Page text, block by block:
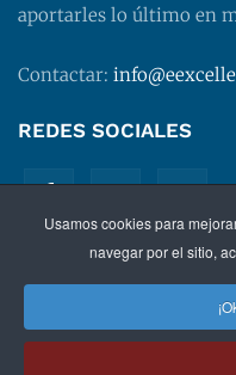
Usamos cookies para
navegar por el sitio,
aportarles lo último en
Contactar:
REDES SOCIALES
©2026 EXECUTIVE